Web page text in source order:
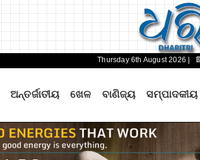
Thursday 6th August 2026 |
ଅନ୍ତର୍ଜାତୀୟ ଖେଳ ବାଣିଜ୍ୟ ସମ୍ପାଦକୀୟ